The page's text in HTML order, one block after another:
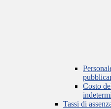
Costo
Tassi di